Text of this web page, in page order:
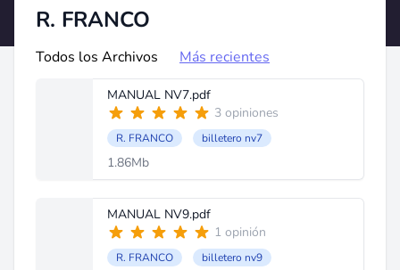
R. FRANCO
Todos los Archivos Más recientes
MANUAL NV7.pdf
3 opiniones
R. FRANCO billetero nv7
1.86Mb
MANUAL NV9.pdf
1 opinión
R. FRANCO billetero nv9